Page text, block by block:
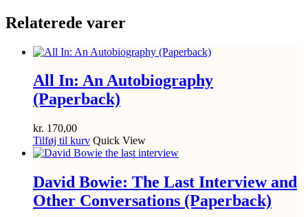
Relaterede varer
All In: An Autobiography
(Paperback)
kr. 170,00
Tilføj til kurv Quick View
David Bowie: The Last Interview and
Other Conversations (Paperback)